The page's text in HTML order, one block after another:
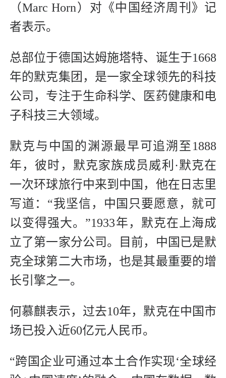
（Marc Horn）对《中国经济周刊》记
者表示。
总部位于德国达姆施塔特、诞生于1668
年的默克集团，是一家全球领先的科技
公司，专注于生命科学、医药健康和电
子科技三大领域。
默克与中国的渊源最早可追溯至1888
年，彼时，默克家族成员威利·默克在
一次环球旅行中来到中国，他在日志里
写道：“我坚信，中国只要愿意，就可
以变得强大。”1933年，默克在上海成
立了第一家分公司。目前，中国已是默
克全球第二大市场，也是其最重要的增
长引擎之一。
何慕麒表示，过去10年，默克在中国市
场已投入近60亿元人民币。
“跨国企业可通过本土合作实现‘全球经